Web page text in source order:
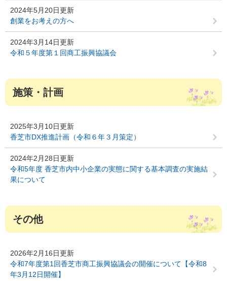
2024年5月20日更新
創業をお考えの方へ
2024年3月14日更新
令和５年度第１回商工振興協議会
施策・計画
2025年3月10日更新
香芝市DX推進計画（令和６年３月策定）
2024年2月28日更新
令和5年度 香芝市内中小企業の実態に関する基本調査の実施結
果について
その他
2026年2月16日更新
令和7年度第1回香芝市商工振興協議会の開催について【令和8
年3月12日開催】